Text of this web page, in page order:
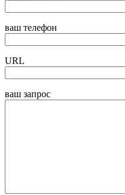
ваш телефон
URL
ваш запрос